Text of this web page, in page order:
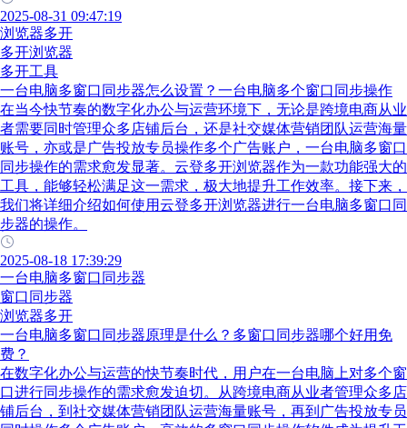
2025-08-31 09:47:19
浏览器多开
多开浏览器
多开工具
一台电脑多窗口同步器怎么设置？一台电脑多个窗口同步操作
在当今快节奏的数字化办公与运营环境下，无论是跨境电商从业
者需要同时管理众多店铺后台，还是社交媒体营销团队运营海量
账号，亦或是广告投放专员操作多个广告账户，一台电脑多窗口
同步操作的需求愈发显著。云登多开浏览器作为一款功能强大的
工具，能够轻松满足这一需求，极大地提升工作效率。接下来，
我们将详细介绍如何使用云登多开浏览器进行一台电脑多窗口同
步器的操作。
2025-08-18 17:39:29
一台电脑多窗口同步器
窗口同步器
浏览器多开
一台电脑多窗口同步器原理是什么？多窗口同步器哪个好用免
费？
在数字化办公与运营的快节奏时代，用户在一台电脑上对多个窗
口进行同步操作的需求愈发迫切。从跨境电商从业者管理众多店
铺后台，到社交媒体营销团队运营海量账号，再到广告投放专员